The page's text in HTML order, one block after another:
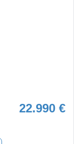
22.990 €